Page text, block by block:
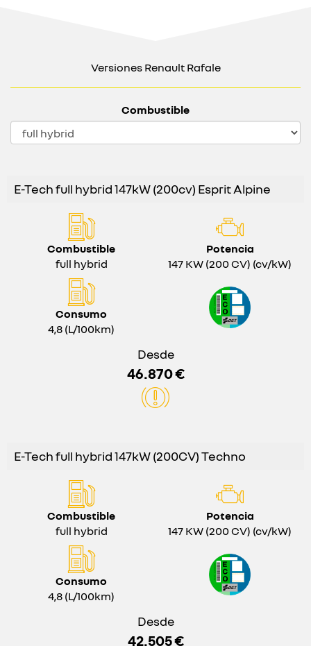
Versiones Renault Rafale
Combustible
E-Tech full hybrid 147kW (200cv) Esprit Alpine
Combustible
full hybrid
Potencia
147 KW (200 CV) (cv/kW)
Consumo
4,8 (L/100km)
Desde
46.870 €
E-Tech full hybrid 147kW (200CV) Techno
Combustible
full hybrid
Potencia
147 KW (200 CV) (cv/kW)
Consumo
4,8 (L/100km)
Desde
42.505 €